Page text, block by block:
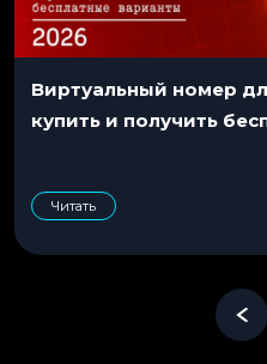
Виртуальный номер
купить и получить
Читать